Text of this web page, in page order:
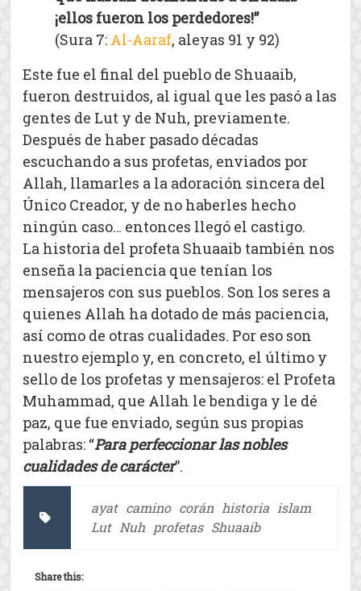
¡ellos fueron los perdedores!”
(Sura 7: Al-Aaraf, aleyas 91 y 92)
Este fue el final del pueblo de Shuaaib,
fueron destruidos, al igual que les pasó a las
gentes de Lut y de Nuh, previamente.
Después de haber pasado décadas
escuchando a sus profetas, enviados por
Allah, llamarles a la adoración sincera del
Único Creador, y de no haberles hecho
ningún caso… entonces llegó el castigo.
La historia del profeta Shuaaib también nos
enseña la paciencia que tenían los
mensajeros con sus pueblos. Son los seres a
quienes Allah ha dotado de más paciencia,
así como de otras cualidades. Por eso son
nuestro ejemplo y, en concreto, el último y
sello de los profetas y mensajeros: el Profeta
Muhammad, que Allah le bendiga y le dé
paz, que fue enviado, según sus propias
palabras: “Para perfeccionar las nobles
cualidades de carácter”.
ayat camino corán historia islam
Lut Nuh profetas Shuaaib
Share this: